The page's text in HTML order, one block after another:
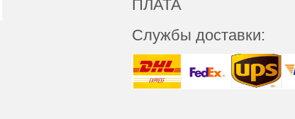
ПЛАТА
Службы доставки: